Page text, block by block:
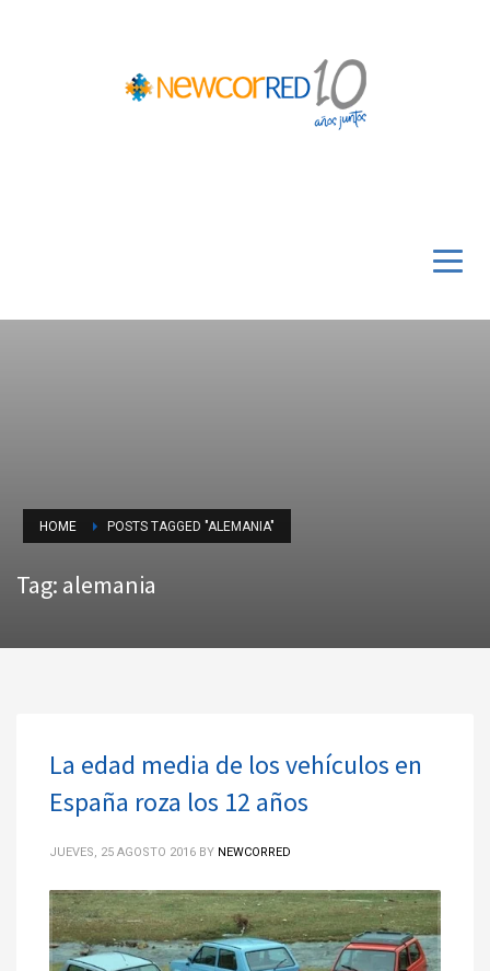
HOME POSTS TAGGED "ALEMANIA"
Tag: alemania
La edad media de los vehículos en
España roza los 12 años
JUEVES, 25 AGOSTO 2016 BY NEWCORRED